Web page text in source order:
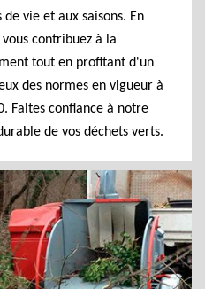
vie et aux saisons. En
contribuez à la
tout en profitant d'un
des normes en vigueur à
Faites confiance à notre
de vos déchets verts.